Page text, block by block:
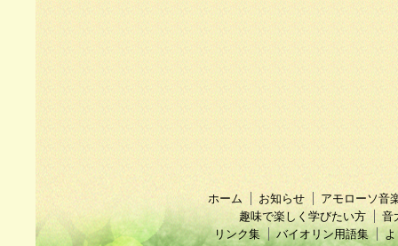
ホーム お知らせ
アモローソ音
趣味で楽しく学びたい方
音
リンク集
バイオリン用語集